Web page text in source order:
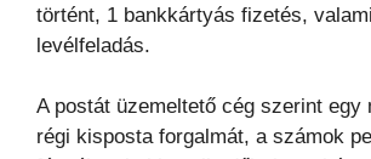
történt, 1 bankkártyás fizetés,
levélfeladás.
A postát üzemeltető cég szerint egy
régi kisposta forgalmát, a számok